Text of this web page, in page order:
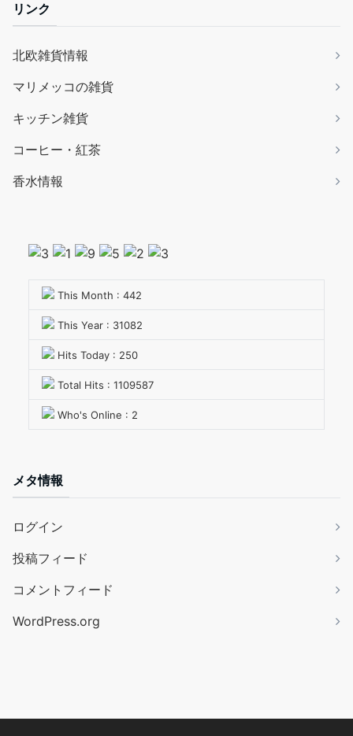
リンク
北欧雑貨情報
マリメッコの雑貨
キッチン雑貨
コーヒー・紅茶
香水情報
This Month : 442
This Year : 31082
Hits Today : 250
Total Hits : 1109587
Who's Online : 2
メタ情報
ログイン
投稿フィード
コメントフィード
WordPress.org